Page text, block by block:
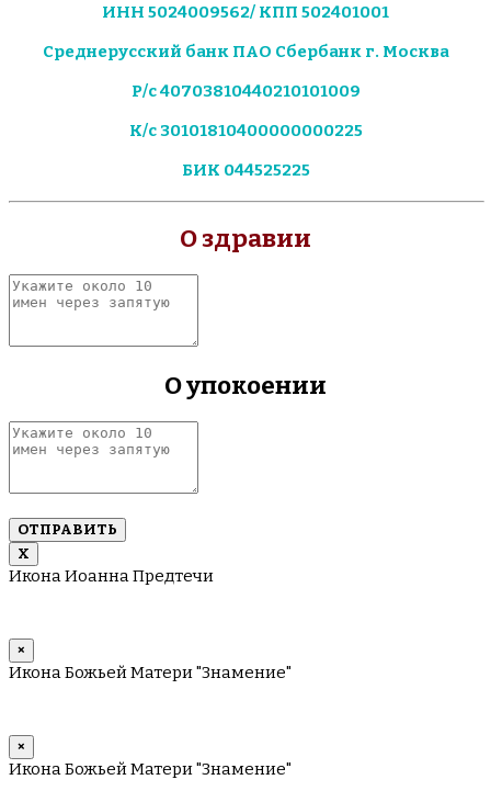
ИНН 5024009562/ КПП 502401001
Среднерусский банк ПАО Сбербанк г. Москва
Р/с 40703810440210101009
К/с 30101810400000000225
БИК 044525225
О здравии
Укажите
около
имен
О упокоении
Укажите
около
имен
запятую
Х
Икона Иоанна Предтечи
×
Икона Божьей Матери "Знамение"
×
Икона Божьей Матери "Знамение"